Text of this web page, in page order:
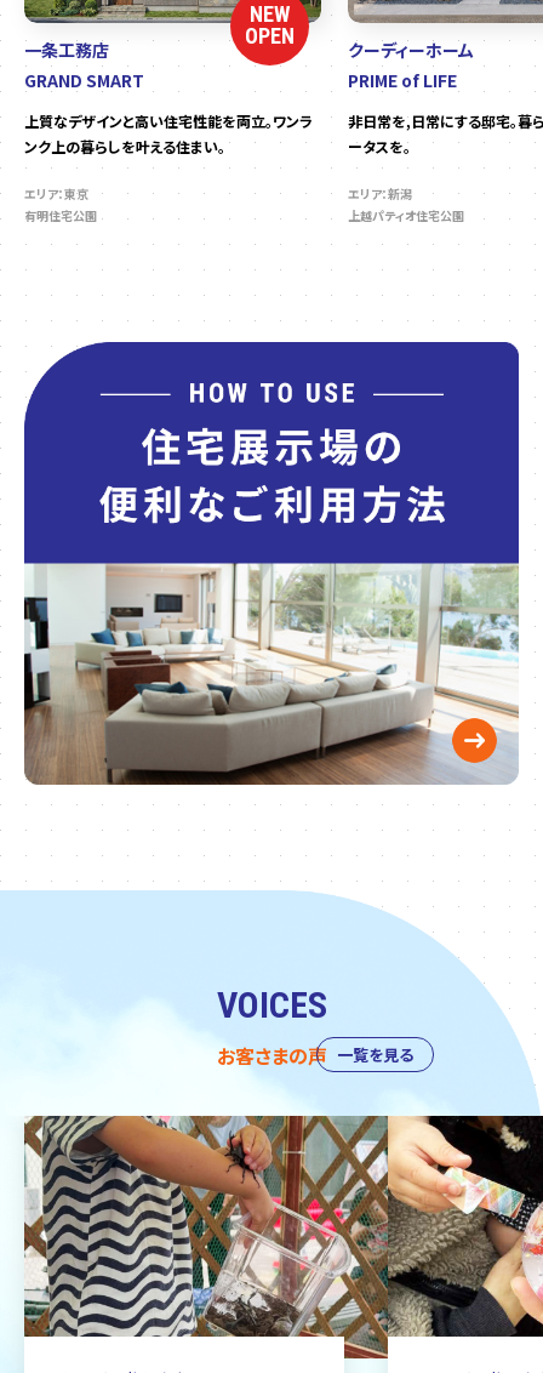
NEW
OPEN
一条工務店
GRAND SMART
上質なデザインと高い住宅性能を両立。ワンラ
ンク上の暮らしを叶える住まい。
エリア：東京
有明住宅公園
クーディーホーム
PRIME of LIFE
非日常を,日常にする邸宅。暮
ータスを。
エリア：新潟
上越パティオ住宅公園
VOICES
お客さまの声 一覧を見る